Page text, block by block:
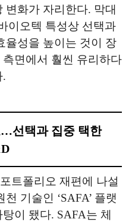
변화가 자리한다. 막대
이오텍 특성상 선택과
율성을 높이는 것이 장
면에서 훨씬 유리하다
.
선택과 집중 택한
트폴리오 재편에 나설
기술인 ‘SAFA’ 플랫
이 됐다. SAFA는 체